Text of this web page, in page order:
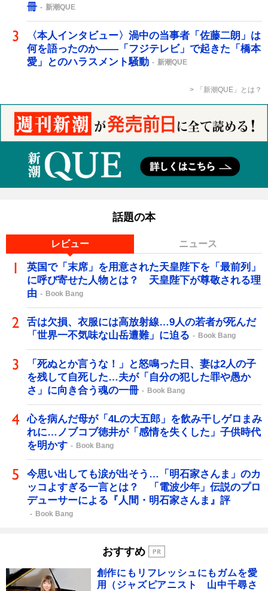
冊 新潮QUE
〈本人インタビュー〉渦中の当事者「佐藤二朗」は
何を語ったのか――「フジテレビ」で起きた「橋本
愛」とのハラスメント騒動
新潮QUE
「新潮QUE」とは？
話題の本
レビュー ニュース
英国で「末席」を用意された天皇陛下を「最前列」
に呼び寄せた人物とは？ 天皇陛下が尊敬される理
由
Book Bang
舌は欠損、衣服には高放射線…9人の若者が死んだ
「世界一不気味な山岳遭難」に迫る
Book Bang
「死ぬとか言うな！」と怒鳴った日、妻は2人の子
を残して自死した…夫が「自分の犯した罪や愚か
さ」に向き合う魂の一冊
Book Bang
心を病んだ母が「4Lの大五郎」を飲み干しゲロまみ
れに…ノブコブ徳井が「感情を失くした」子供時代
を明かす
Book Bang
今思い出しても涙が出そう…「明石家さんま」のカ
ッコよすぎる一言とは？ 「電波少年」伝説のプロ
デューサーによる『人間・明石家さんま』評
Book Bang
おすすめ
創作にもリフレッシュにもガムを愛
用（ジャズピアニスト 山中千尋さ